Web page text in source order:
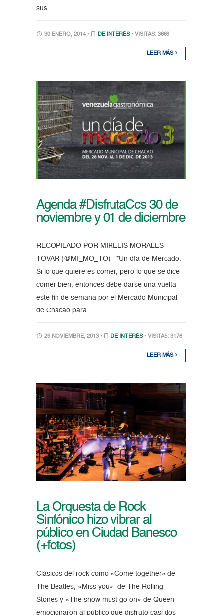
sus
30 ENERO, 2014 • DE INTERÉS • VISITAS: 3668
LEER MÁS
Agenda #DisfrutaCcs 30 de
noviembre y 01 de diciembre
RECOPILADO POR MIRELIS MORALES
TOVAR (@MI_MO_TO) *Un día de Mercado.
Si lo que quiere es comer, pero lo que se dice
comer bien, entonces debe darse una vuelta
este fin de semana por el Mercado Municipal
de Chacao para
29 NOVIEMBRE, 2013 • DE INTERÉS • VISITAS: 3176
LEER MÁS
La Orquesta de Rock
Sinfónico hizo vibrar al
público en Ciudad Banesco
(+fotos)
Clásicos del rock como «Come together» de
The Beatles, «Miss you» de The Rolling
Stones y «The show must go on» de Queen
emocionaron al público que disfrutó casi dos